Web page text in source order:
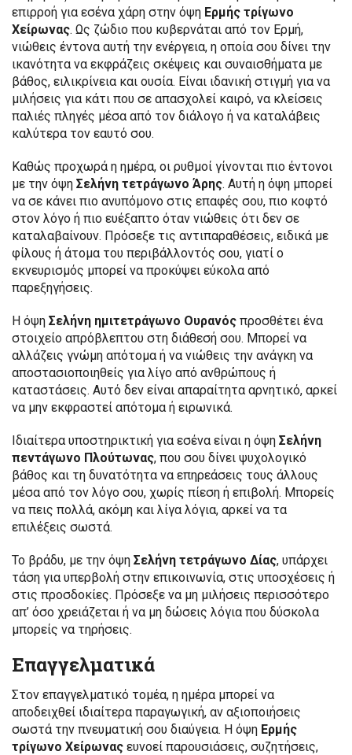
επιρροή για εσένα χάρη στην όψη Ερμής τρίγωνο
Χείρωνας. Ως ζώδιο που κυβερνάται από τον Ερμή,
νιώθεις έντονα αυτή την ενέργεια, η οποία σου δίνει την
ικανότητα να εκφράζεις σκέψεις και συναισθήματα με
βάθος, ειλικρίνεια και ουσία. Είναι ιδανική στιγμή για να
μιλήσεις για κάτι που σε απασχολεί καιρό, να κλείσεις
παλιές πληγές μέσα από τον διάλογο ή να καταλάβεις
καλύτερα τον εαυτό σου.
Καθώς προχωρά η ημέρα, οι ρυθμοί γίνονται πιο έντονοι
με την όψη Σελήνη τετράγωνο Άρης. Αυτή η όψη μπορεί
να σε κάνει πιο ανυπόμονο στις επαφές σου, πιο κοφτό
στον λόγο ή πιο ευέξαπτο όταν νιώθεις ότι δεν σε
καταλαβαίνουν. Πρόσεξε τις αντιπαραθέσεις, ειδικά με
φίλους ή άτομα του περιβάλλοντός σου, γιατί ο
εκνευρισμός μπορεί να προκύψει εύκολα από
παρεξηγήσεις.
Η όψη Σελήνη ημιτετράγωνο Ουρανός προσθέτει ένα
στοιχείο απρόβλεπτου στη διάθεσή σου. Μπορεί να
αλλάζεις γνώμη απότομα ή να νιώθεις την ανάγκη να
αποστασιοποιηθείς για λίγο από ανθρώπους ή
καταστάσεις. Αυτό δεν είναι απαραίτητα αρνητικό, αρκεί
να μην εκφραστεί απότομα ή ειρωνικά.
Ιδιαίτερα υποστηρικτική για εσένα είναι η όψη Σελήνη
πεντάγωνο Πλούτωνας, που σου δίνει ψυχολογικό
βάθος και τη δυνατότητα να επηρεάσεις τους άλλους
μέσα από τον λόγο σου, χωρίς πίεση ή επιβολή. Μπορείς
να πεις πολλά, ακόμη και λίγα λόγια, αρκεί να τα
επιλέξεις σωστά.
Το βράδυ, με την όψη Σελήνη τετράγωνο Δίας, υπάρχει
τάση για υπερβολή στην επικοινωνία, στις υποσχέσεις ή
στις προσδοκίες. Πρόσεξε να μη μιλήσεις περισσότερο
απ’ όσο χρειάζεται ή να μη δώσεις λόγια που δύσκολα
μπορείς να τηρήσεις.
Επαγγελματικά
Στον επαγγελματικό τομέα, η ημέρα μπορεί να
αποδειχθεί ιδιαίτερα παραγωγική, αν αξιοποιήσεις
σωστά την πνευματική σου διαύγεια. Η όψη Ερμής
τρίγωνο Χείρωνας ευνοεί παρουσιάσεις, συζητήσεις,